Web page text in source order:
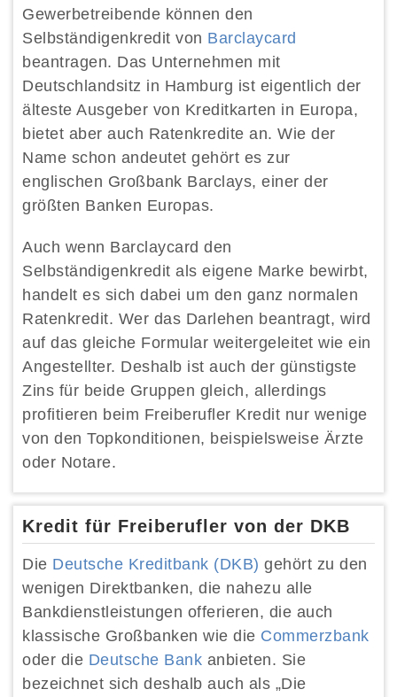
Gewerbetreibende können den
Selbständigenkredit von Barclaycard
beantragen. Das Unternehmen mit
Deutschlandsitz in Hamburg ist eigentlich der
älteste Ausgeber von Kreditkarten in Europa,
bietet aber auch Ratenkredite an. Wie der
Name schon andeutet gehört es zur
englischen Großbank Barclays, einer der
größten Banken Europas.
Auch wenn Barclaycard den
Selbständigenkredit als eigene Marke bewirbt,
handelt es sich dabei um den ganz normalen
Ratenkredit. Wer das Darlehen beantragt, wird
auf das gleiche Formular weitergeleitet wie ein
Angestellter. Deshalb ist auch der günstigste
Zins für beide Gruppen gleich, allerdings
profitieren beim Freiberufler Kredit nur wenige
von den Topkonditionen, beispielsweise Ärzte
oder Notare.
Kredit für Freiberufler von der DKB
Die Deutsche Kreditbank (DKB) gehört zu den
wenigen Direktbanken, die nahezu alle
Bankdienstleistungen offerieren, die auch
klassische Großbanken wie die Commerzbank
oder die Deutsche Bank anbieten. Sie
bezeichnet sich deshalb auch als „Die